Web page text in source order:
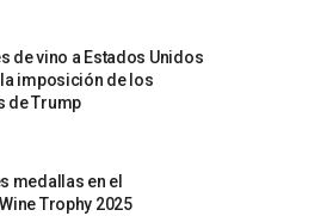
de vino a Estados Unidos
la imposición de los
de Trump
medallas en el
Trophy 2025